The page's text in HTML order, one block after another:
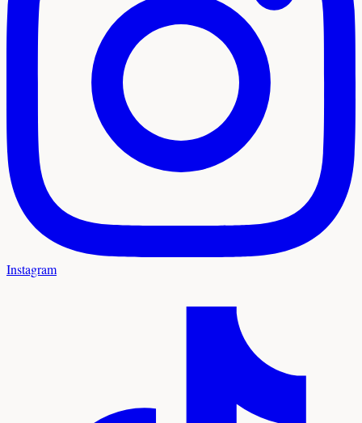
Instagram